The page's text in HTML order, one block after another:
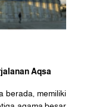
Aqsa
berada, memiliki